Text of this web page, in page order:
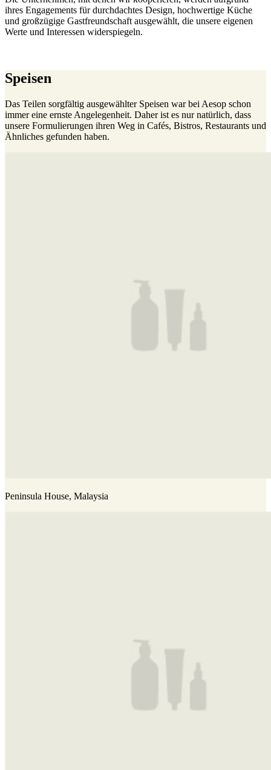
ihres Engagements für durchdachtes Design, hochwertige Küche
und großzügige Gastfreundschaft ausgewählt, die unsere eigenen
Werte und Interessen widerspiegeln.
Speisen
Das Teilen sorgfältig ausgewählter Speisen war bei Aesop schon
immer eine ernste Angelegenheit. Daher ist es nur natürlich, dass
unsere Formulierungen ihren Weg in Cafés, Bistros, Restaurants und
Ähnliches gefunden haben.
Peninsula House, Malaysia